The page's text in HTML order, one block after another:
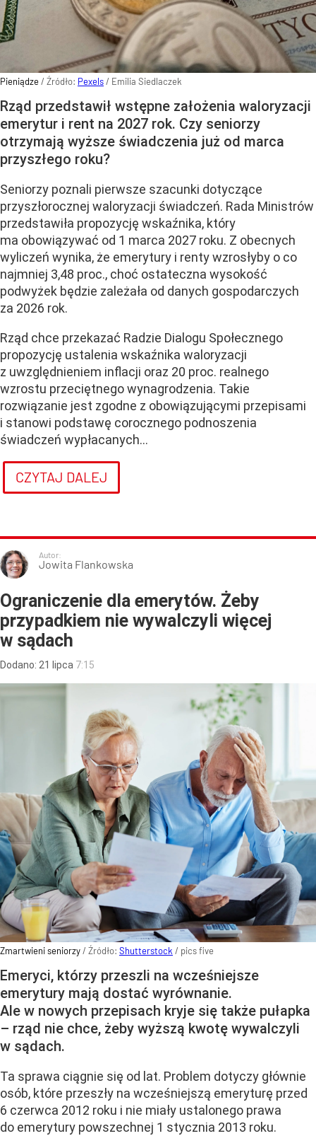
Pieniądze/ Źródło: Pexels/ Emilia Siedlaczek
Rząd przedstawił wstępne założenia waloryzacji
emerytur i rent na 2027 rok. Czy seniorzy
otrzymają wyższe świadczenia już od marca
przyszłego roku?
Seniorzy poznali pierwsze szacunki dotyczące
przyszłorocznej waloryzacji świadczeń. Rada Ministrów
przedstawiła propozycję wskaźnika, który
ma obowiązywać od 1 marca 2027 roku. Z obecnych
wyliczeń wynika, że emerytury i renty wzrosłyby o co
najmniej 3,48 proc., choć ostateczna wysokość
podwyżek będzie zależała od danych gospodarczych
za 2026 rok.
Rząd chce przekazać Radzie Dialogu Społecznego
propozycję ustalenia wskaźnika waloryzacji
z uwzględnieniem inflacji oraz 20 proc. realnego
wzrostu przeciętnego wynagrodzenia. Takie
rozwiązanie jest zgodne z obowiązującymi przepisami
i stanowi podstawę corocznego podnoszenia
świadczeń wypłacanych...
CZYTAJ DALEJ
Autor:
Jowita Flankowska
Ograniczenie dla emerytów. Żeby
przypadkiem nie wywalczyli więcej
w sądach
Dodano: 21 lipca 7:15
Zmartwieni seniorzy/ Źródło: Shutterstock / pics five
Emeryci, którzy przeszli na wcześniejsze
emerytury mają dostać wyrównanie.
Ale w nowych przepisach kryje się także pułapka
– rząd nie chce, żeby wyższą kwotę wywalczyli
w sądach.
Ta sprawa ciągnie się od lat. Problem dotyczy głównie
osób, które przeszły na wcześniejszą emeryturę przed
6 czerwca 2012 roku i nie miały ustalonego prawa
do emerytury powszechnej 1 stycznia 2013 roku.